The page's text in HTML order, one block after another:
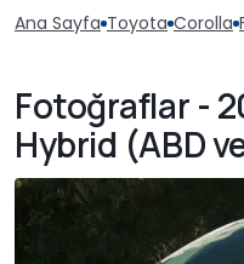
Ana Sayfa Toyota Corolla
Fotoğraflar -
Hybrid (ABD